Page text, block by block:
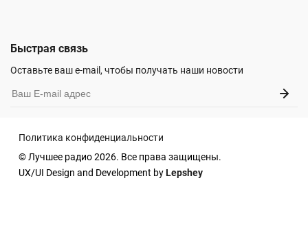
Быстрая связь
Оставьте ваш e-mail, чтобы получать наши новости
Политика конфиденциальности
© Лучшее радио 2026. Все права защищены.
UX/UI Design and Development byLepshey